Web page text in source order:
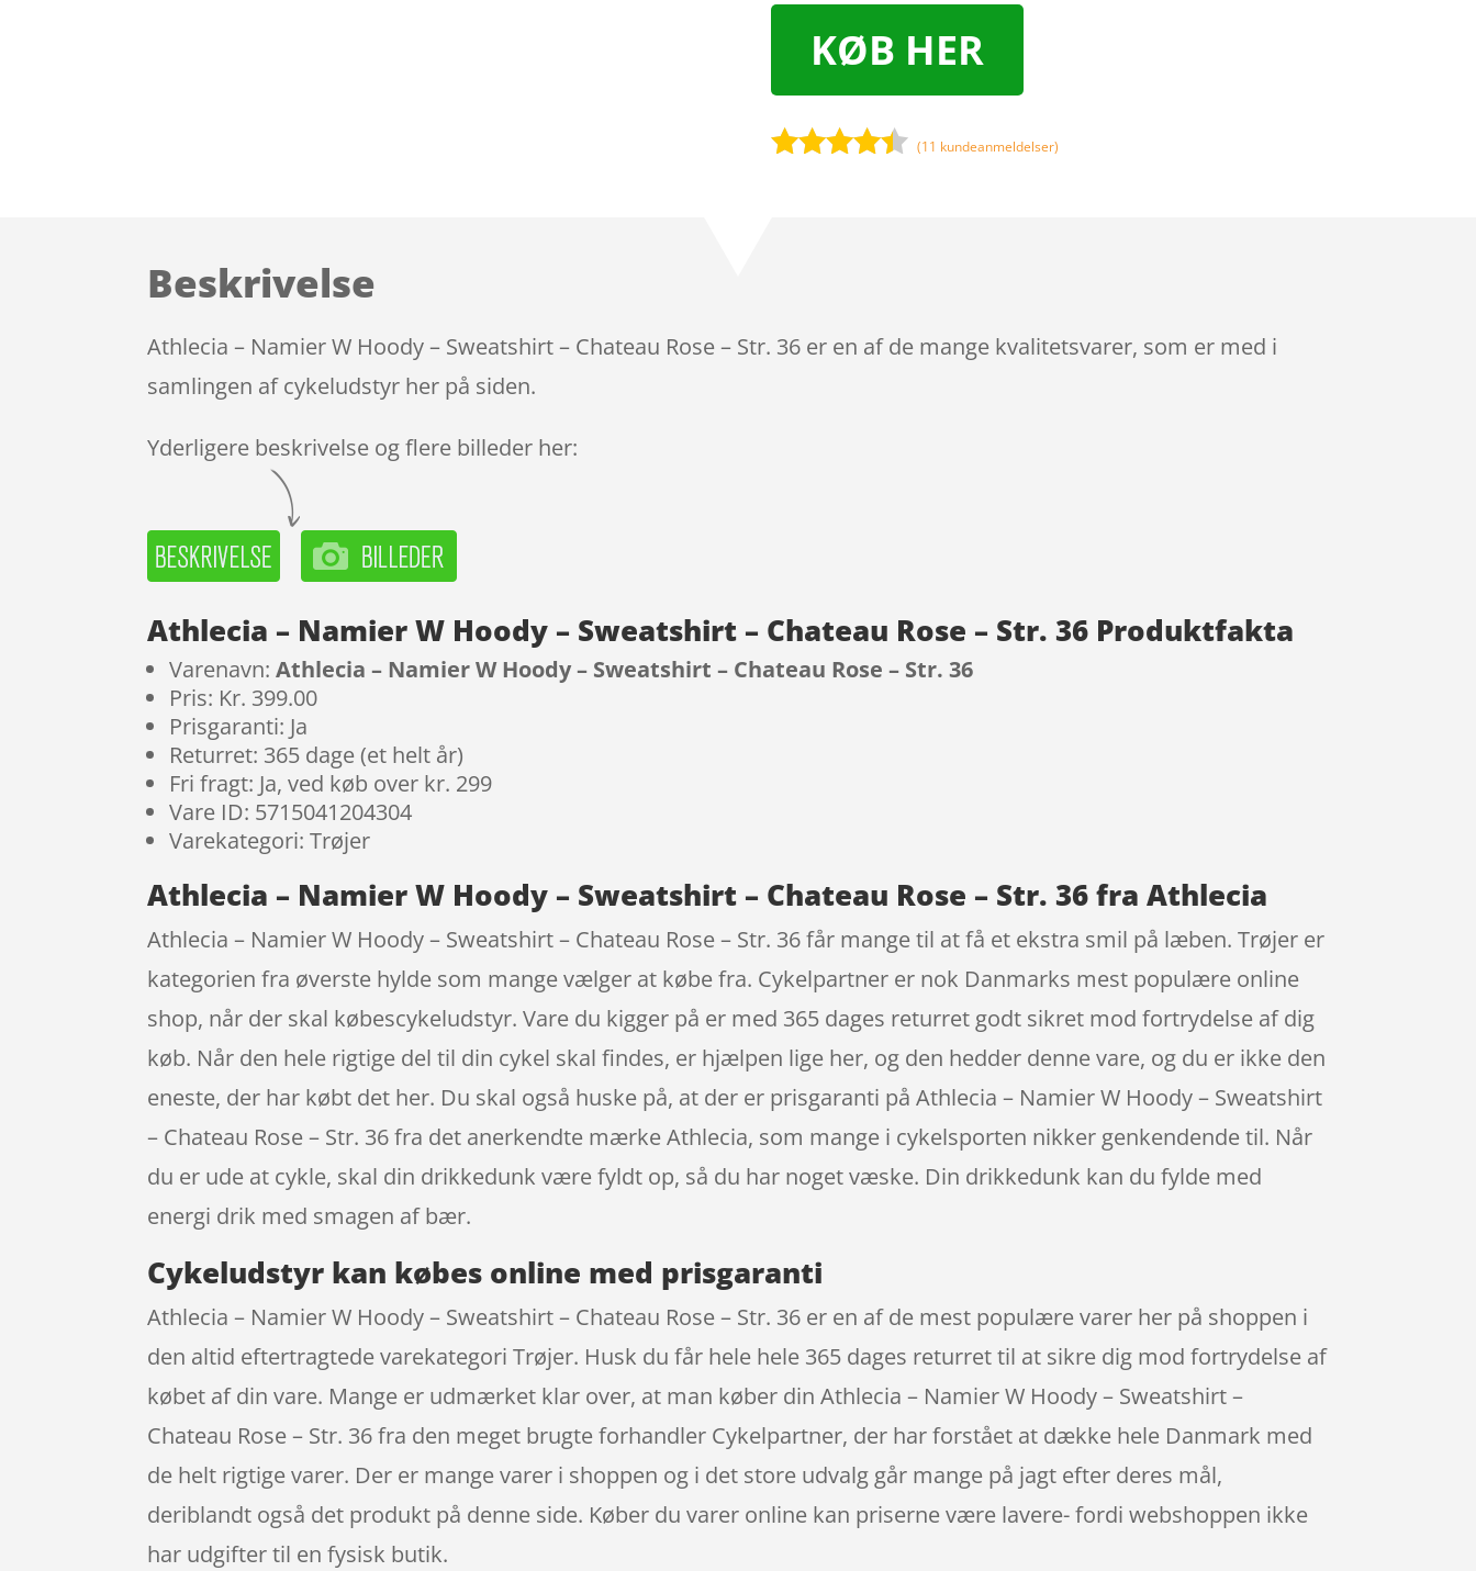
KØB HER
mmelser
(11 kundeanmeldelser)
Beskrivelse
Athlecia – Namier W Hoody – Sweatshirt – Chateau Rose – Str. 36 er en af de mange kvalitetsvarer, som er med i
samlingen af cykeludstyr her på siden.
Yderligere beskrivelse og flere billeder her:
Athlecia – Namier W Hoody – Sweatshirt – Chateau Rose – Str. 36 Produktfakta
Varenavn:Athlecia – Namier W Hoody – Sweatshirt – Chateau Rose – Str. 36
Pris: Kr. 399.00
Prisgaranti: Ja
Returret: 365 dage (et helt år)
Fri fragt: Ja, ved køb over kr. 299
Vare ID: 5715041204304
Varekategori: Trøjer
Athlecia – Namier W Hoody – Sweatshirt – Chateau Rose – Str. 36 fra Athlecia
Athlecia – Namier W Hoody – Sweatshirt – Chateau Rose – Str. 36 får mange til at få et ekstra smil på læben. Trøjer er
kategorien fra øverste hylde som mange vælger at købe fra. Cykelpartner er nok Danmarks mest populære online
shop, når der skal købescykeludstyr. Vare du kigger på er med 365 dages returret godt sikret mod fortrydelse af dig
køb. Når den hele rigtige del til din cykel skal findes, er hjælpen lige her, og den hedder denne vare, og du er ikke den
eneste, der har købt det her. Du skal også huske på, at der er prisgaranti på Athlecia – Namier W Hoody – Sweatshirt
– Chateau Rose – Str. 36 fra det anerkendte mærke Athlecia, som mange i cykelsporten nikker genkendende til. Når
du er ude at cykle, skal din drikkedunk være fyldt op, så du har noget væske. Din drikkedunk kan du fylde med
energi drik med smagen af bær.
Cykeludstyr kan købes online med prisgaranti
Athlecia – Namier W Hoody – Sweatshirt – Chateau Rose – Str. 36 er en af de mest populære varer her på shoppen i
den altid eftertragtede varekategori Trøjer. Husk du får hele hele 365 dages returret til at sikre dig mod fortrydelse af
købet af din vare. Mange er udmærket klar over, at man køber din Athlecia – Namier W Hoody – Sweatshirt –
Chateau Rose – Str. 36 fra den meget brugte forhandler Cykelpartner, der har forstået at dække hele Danmark med
de helt rigtige varer. Der er mange varer i shoppen og i det store udvalg går mange på jagt efter deres mål,
deriblandt også det produkt på denne side. Køber du varer online kan priserne være lavere- fordi webshoppen ikke
har udgifter til en fysisk butik.